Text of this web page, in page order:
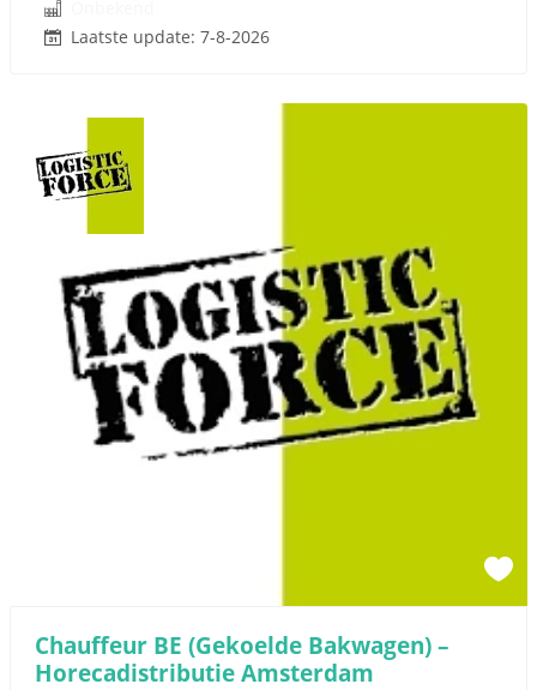
Laatste update: 7-8-2026
Chauffeur BE (Gekoelde Bakwagen) –
Horecadistributie Amsterdam